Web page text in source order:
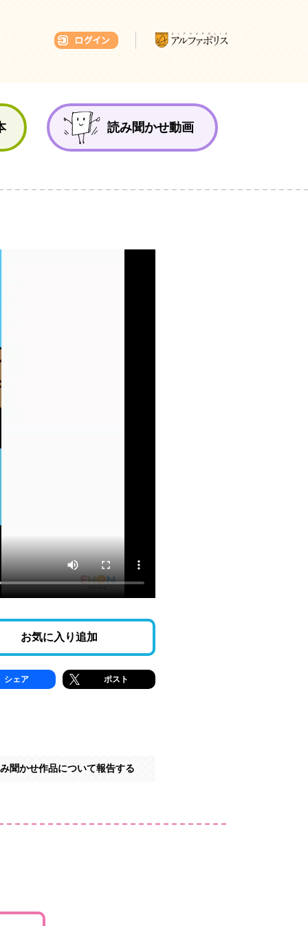
読み聞かせ動画
お気に入り追加
シェア ポスト
聞かせ作品について報告する